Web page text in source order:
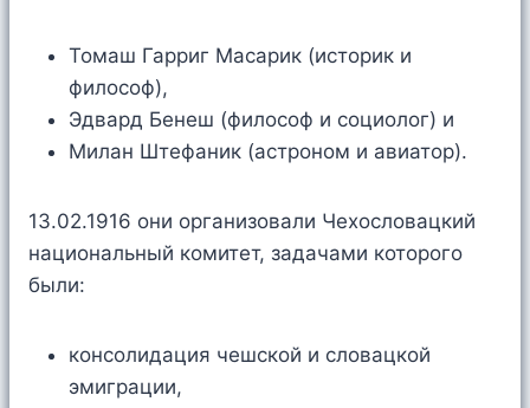
Томаш Гарриг Масарик (историк и
философ),
Эдвард Бенеш (философ и социолог) и
Милан Штефаник (астроном и авиатор).
13.02.1916 они организовали Чехословацкий
национальный комитет, задачами которого
были:
консолидация чешской и словацкой
эмиграции,